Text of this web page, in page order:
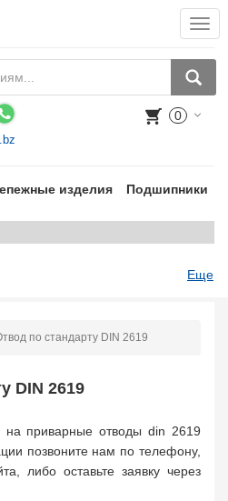
0
изделия Подшипники
935
1708
Еще
по стандарту DIN 2619
DIN 2619
приварные отводы din 2619
позвоните нам по телефону,
либо оставьте заявку через